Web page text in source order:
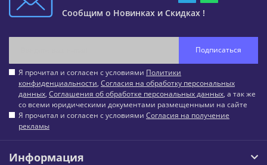
Сообщим о Новинках и Скидках !
Подписаться
Я прочитал и согласен с условиями Политики
конфиденциальности, Согласия на обработку персональных
данных, Соглашения об обработке персональных данных, а так же
со всеми юридическими документами размещенными на сайте
Я прочитал и согласен с условиями Согласия на получение
рекламы
Информация